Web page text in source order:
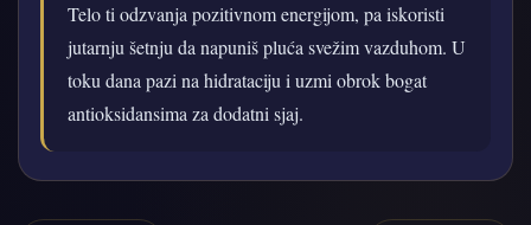
Telo ti odzvanja pozitivnom energijom, pa iskoristi
jutarnju šetnju da napuniš pluća svežim vazduhom. U
toku dana pazi na hidrataciju i uzmi obrok bogat
antioksidansima za dodatni sjaj.